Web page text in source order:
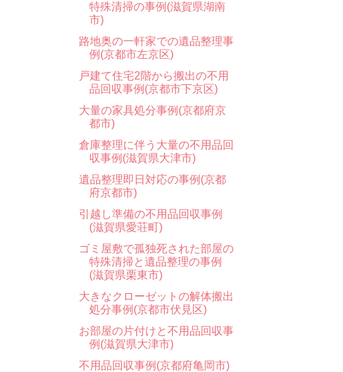
特殊清掃の事例(滋賀県湖南
市)
路地奥の一軒家での遺品整理事
例(京都市左京区)
戸建て住宅2階から搬出の不用
品回収事例(京都市下京区)
大量の家具処分事例(京都府京
都市)
倉庫整理に伴う大量の不用品回
収事例(滋賀県大津市)
遺品整理即日対応の事例(京都
府京都市)
引越し準備の不用品回収事例
(滋賀県愛荘町)
ゴミ屋敷で孤独死された部屋の
特殊清掃と遺品整理の事例
(滋賀県栗東市)
大きなクローゼットの解体搬出
処分事例(京都市伏見区)
お部屋の片付けと不用品回収事
例(滋賀県大津市)
不用品回収事例(京都府亀岡市)